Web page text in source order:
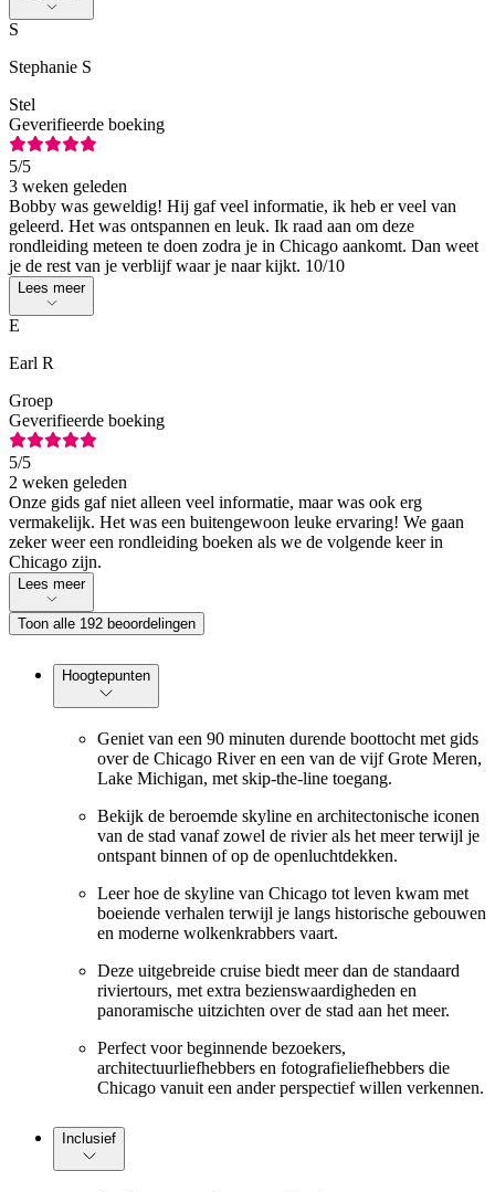
S
Stephanie S
Stel
Geverifieerde boeking
5/5
3 weken geleden
Bobby was geweldig! Hij gaf veel informatie, ik heb er veel van
geleerd. Het was ontspannen en leuk. Ik raad aan om deze
rondleiding meteen te doen zodra je in Chicago aankomt. Dan weet
je de rest van je verblijf waar je naar kijkt. 10/10
Lees meer
E
Earl R
Groep
Geverifieerde boeking
5/5
2 weken geleden
Onze gids gaf niet alleen veel informatie, maar was ook erg
vermakelijk. Het was een buitengewoon leuke ervaring! We gaan
zeker weer een rondleiding boeken als we de volgende keer in
Chicago zijn.
Lees meer
Toon alle 192 beoordelingen
Hoogtepunten
Geniet van een 90 minuten durende boottocht met gids
over de Chicago River en een van de vijf Grote Meren,
Lake Michigan, met skip-the-line toegang.
Bekijk de beroemde skyline en architectonische iconen
van de stad vanaf zowel de rivier als het meer terwijl je
ontspant binnen of op de openluchtdekken.
Leer hoe de skyline van Chicago tot leven kwam met
boeiende verhalen terwijl je langs historische gebouwen
en moderne wolkenkrabbers vaart.
Deze uitgebreide cruise biedt meer dan de standaard
riviertours, met extra bezienswaardigheden en
panoramische uitzichten over de stad aan het meer.
Perfect voor beginnende bezoekers,
architectuurliefhebbers en fotografieliefhebbers die
Chicago vanuit een ander perspectief willen verkennen.
Inclusief